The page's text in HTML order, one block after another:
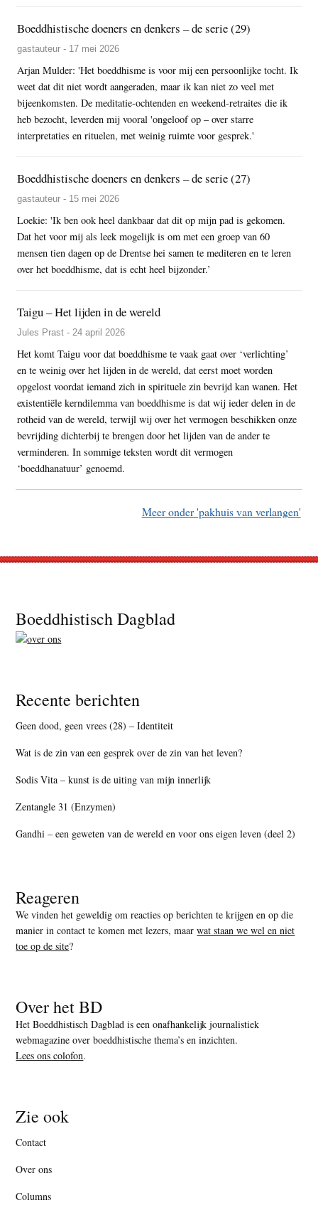
Boeddhistische doeners en denkers – de serie (29)
gastauteur - 17 mei 2026
Arjan Mulder: 'Het boeddhisme is voor mij een persoonlijke tocht. Ik
weet dat dit niet wordt aangeraden, maar ik kan niet zo veel met
bijeenkomsten. De meditatie-ochtenden en weekend-retraites die ik
heb bezocht, leverden mij vooral 'ongeloof op – over starre
interpretaties en rituelen, met weinig ruimte voor gesprek.'
Boeddhistische doeners en denkers – de serie (27)
gastauteur - 15 mei 2026
Loekie: 'Ik ben ook heel dankbaar dat dit op mijn pad is gekomen.
Dat het voor mij als leek mogelijk is om met een groep van 60
mensen tien dagen op de Drentse hei samen te mediteren en te leren
over het boeddhisme, dat is echt heel bijzonder.’
Taigu – Het lijden in de wereld
Jules Prast - 24 april 2026
Het komt Taigu voor dat boeddhisme te vaak gaat over ‘verlichting’
en te weinig over het lijden in de wereld, dat eerst moet worden
opgelost voordat iemand zich in spirituele zin bevrijd kan wanen. Het
existentiële kerndilemma van boeddhisme is dat wij ieder delen in de
rotheid van de wereld, terwijl wij over het vermogen beschikken onze
bevrijding dichterbij te brengen door het lijden van de ander te
verminderen. In sommige teksten wordt dit vermogen
‘boeddhanatuur’ genoemd.
Meer onder 'pakhuis van verlangen'
Footer
Boeddhistisch Dagblad
Recente berichten
Geen dood, geen vrees (28) – Identiteit
Wat is de zin van een gesprek over de zin van het leven?
Sodis Vita – kunst is de uiting van mijn innerlijk
Zentangle 31 (Enzymen)
Gandhi – een geweten van de wereld en voor ons eigen leven (deel 2)
Reageren
We vinden het geweldig om reacties op berichten te krijgen en op die
manier in contact te komen met lezers, maarwat staan we wel en niet
toe op de site?
Over het BD
Het Boeddhistisch Dagblad is een onafhankelijk journalistiek
webmagazine over boeddhistische thema’s en inzichten.
Lees ons colofon.
Zie ook
Contact
Over ons
Columns